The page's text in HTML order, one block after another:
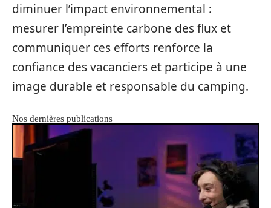
diminuer l’impact environnemental :
mesurer l’empreinte carbone des flux et
communiquer ces efforts renforce la
confiance des vacanciers et participe à une
image durable et responsable du camping.
Nos dernières publications